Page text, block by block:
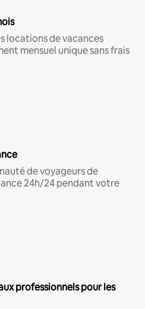
locations de vacances
mensuel unique sans frais
de voyageurs de
24h/24 pendant votre
professionnels pour les